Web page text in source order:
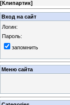
[Клипартик]
Вход на сайт
Логин:
Пароль:
запомнить
Меню сайта